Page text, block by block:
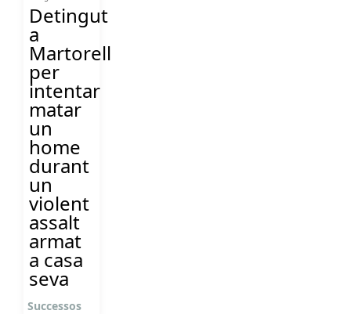
Detingut
a
Martorell
per
intentar
matar
un
home
durant
un
violent
assalt
armat
a casa
seva
Successos